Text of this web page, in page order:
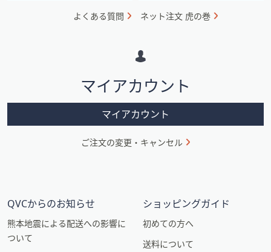
ン
よくある質問 ネット注文 虎の巻
マイアカウント
マイアカウント
ご注文の変更・キャンセル
QVCからのお知らせ
熊本地震による配送への影響に
ついて
ショッピングガイド
初めての方へ
送料について